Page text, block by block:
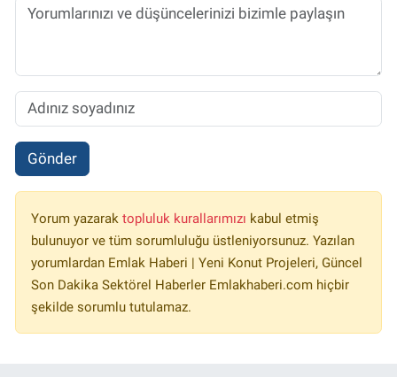
Gönder
Yorum yazarak topluluk kurallarımızı kabul etmiş
bulunuyor ve tüm sorumluluğu üstleniyorsunuz. Yazılan
yorumlardan Emlak Haberi | Yeni Konut Projeleri, Güncel
Son Dakika Sektörel Haberler Emlakhaberi.com hiçbir
şekilde sorumlu tutulamaz.